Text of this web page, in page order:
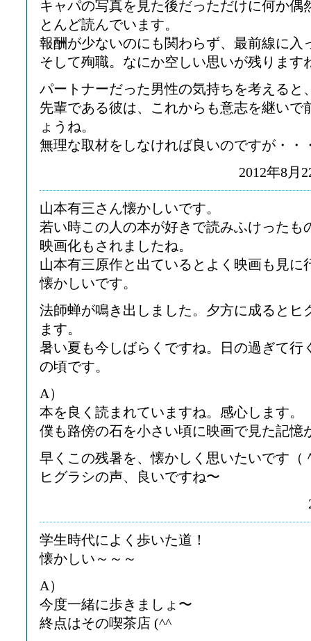
キャパの写真を見た後だっただけに何か偶
とんど読んでいます。
報酬が少ないのにも関わらず、最前線に入
そして殉職。なにか空しい思いが残ります
パートナーだった男性の気持ちを考えると
先輩である彼は、これからも意志を継いで
ょうね。
無理な取材をしなければ良いのですが・・
2012年8月
山本有三さん懐かしいです。
若い時この人の本が好きで読みふけったも
映画化もされましたね。
山本有三原作と出ているとよく映画も見に
懐かしいです。
法師蝉が鳴き出しました。夕方に成るとヒ
ます。
暑い夏も今しばらくですね。日の過ぎて行
の頃です。
A）
本を良く読まれていますね。感心します。
僕も路傍の石を小さい頃に映画で見た記憶
早くこの残暑を、懐かしく思いたいです（
ヒグラシの声、良いですね〜
学生時代によく歩いた道！
懐かしい～～～
A）
今度一緒に歩きましょ〜
終点はその喫茶店 (^^ゞ